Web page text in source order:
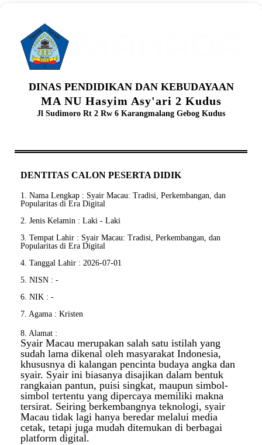
DINAS PENDIDIKAN DAN KEBUDAYAAN
MA NU Hasyim Asy'ari 2 Kudus
Jl Sudimoro Rt 2 Rw 6 Karangmalang Gebog Kudus
DENTITAS CALON PESERTA DIDIK
1. Nama Lengkap : Syair Macau: Tradisi, Perkembangan, dan
Popularitas di Era Digital
2. Jenis Kelamin : Laki - Laki
3. Tempat Lahir : Syair Macau: Tradisi, Perkembangan, dan
Popularitas di Era Digital
4. Tanggal Lahir : 2026-07-01
5. NISN : -
6. NIK : -
7. Agama : Kristen
8. Alamat :
Syair Macau merupakan salah satu istilah yang
sudah lama dikenal oleh masyarakat Indonesia,
khususnya di kalangan pencinta budaya angka dan
syair. Syair ini biasanya disajikan dalam bentuk
rangkaian pantun, puisi singkat, maupun simbol-
simbol tertentu yang dipercaya memiliki makna
tersirat. Seiring berkembangnya teknologi, syair
Macau tidak lagi hanya beredar melalui media
cetak, tetapi juga mudah ditemukan di berbagai
platform digital.